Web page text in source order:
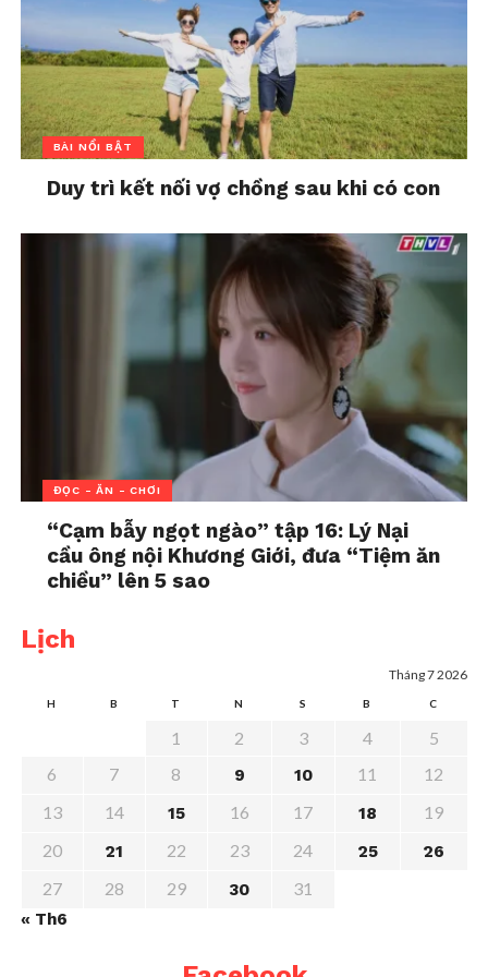
a little in between).
Bài viết được đăng trên FB Nguyen Hai Dang
Có nên tha thứ khi chồng
Vì sao không nên áp đặt
tư duy tích cực lên người
nghèo
In "Bài nổi bật"
Ứng xử khi bị nói xấu
trên mạng xã hội
In "Chia sẻ"
BÀI NỔI BẬT
Duy trì kết nối vợ chồng sau khi có con
ĐỌC - ĂN - CHƠI
“Cạm bẫy ngọt ngào” tập 16: Lý Nại
cầu ông nội Khương Giới, đưa “Tiệm ăn
chiều” lên 5 sao
Lịch
Tháng 7 2026
H B T N S B C
1 2 3 4
5
6
7 8 9 10 11
12
13
14 15 16 17 18
19
20
21 22 23 24 25 26
27 28 29 30 31
« Th6